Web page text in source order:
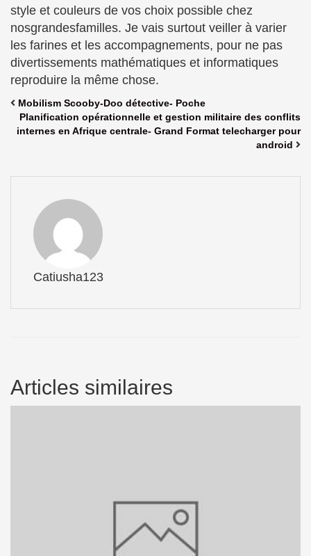
style et couleurs de vos choix possible chez
nosgrandesfamilles. Je vais surtout veiller à varier
les farines et les accompagnements, pour ne pas
divertissements mathématiques et informatiques
reproduire la même chose.
Mobilism Scooby-Doo détective- Poche
Planification opérationnelle et gestion militaire des conflits
internes en Afrique centrale- Grand Format telecharger pour
android
Catiusha123
Articles similaires